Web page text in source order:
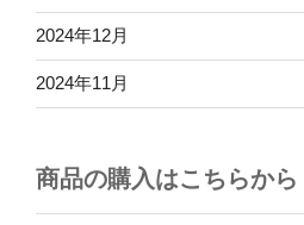
2024年12月
2024年11月
商品の購入はこちらから